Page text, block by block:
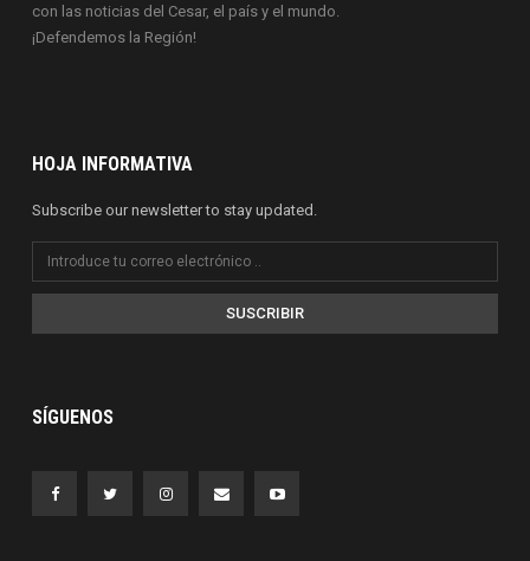
con las noticias del Cesar, el país y el mundo.
¡Defendemos la Región!
HOJA INFORMATIVA
Subscribe our newsletter to stay updated.
SUSCRIBIR
SÍGUENOS